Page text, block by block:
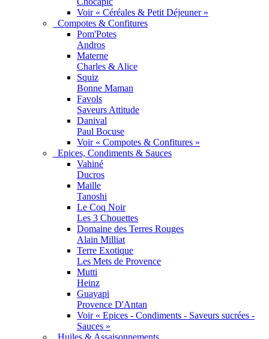
Voir « Céréales & Petit Déjeuner »
Compotes & Confitures
Pom'Potes
Andros
Materne
Charles & Alice
Squiz
Bonne Maman
Favols
Saveurs Attitude
Danival
Paul Bocuse
Voir « Compotes & Confitures »
Epices, Condiments & Sauces
Vahiné
Ducros
Maille
Tanoshi
Le Coq Noir
Les 3 Chouettes
Domaine des Terres Rouges
Alain Milliat
Terre Exotique
Les Mets de Provence
Mutti
Heinz
Guayapi
Provence D'Antan
Voir « Epices - Condiments - Saveurs sucrées -
Sauces »
Huiles & Assaisonnements